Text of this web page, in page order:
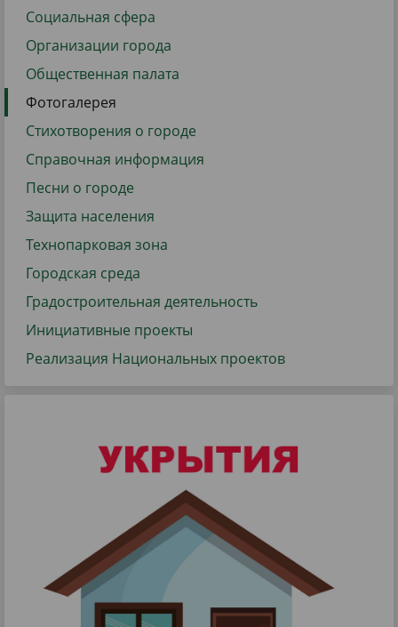
Социальная сфера
Организации города
Общественная палата
Фотогалерея
Стихотворения о городе
Справочная информация
Песни о городе
Защита населения
Технопарковая зона
Городская среда
Градостроительная деятельность
Инициативные проекты
Реализация Национальных проектов